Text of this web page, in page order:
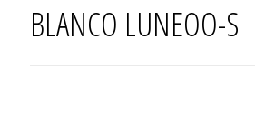
BLANCO LUNEOO-S